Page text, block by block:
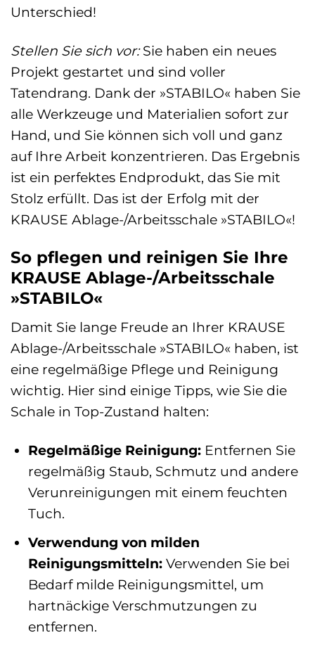
Unterschied!
Stellen Sie sich vor:Sie haben ein neues
Projekt gestartet und sind voller
Tatendrang. Dank der »STABILO« haben Sie
alle Werkzeuge und Materialien sofort zur
Hand, und Sie können sich voll und ganz
auf Ihre Arbeit konzentrieren. Das Ergebnis
ist ein perfektes Endprodukt, das Sie mit
Stolz erfüllt. Das ist der Erfolg mit der
KRAUSE Ablage-/Arbeitsschale »STABILO«!
So pflegen und reinigen Sie Ihre
KRAUSE Ablage-/Arbeitsschale
»STABILO«
Damit Sie lange Freude an Ihrer KRAUSE
Ablage-/Arbeitsschale »STABILO« haben, ist
eine regelmäßige Pflege und Reinigung
wichtig. Hier sind einige Tipps, wie Sie die
Schale in Top-Zustand halten:
Regelmäßige Reinigung:Entfernen Sie
regelmäßig Staub, Schmutz und andere
Verunreinigungen mit einem feuchten
Tuch.
Verwendung von milden
Reinigungsmitteln:Verwenden Sie bei
Bedarf milde Reinigungsmittel, um
hartnäckige Verschmutzungen zu
entfernen.